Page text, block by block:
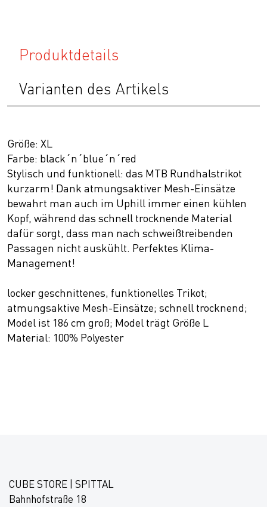
Produktdetails
Varianten des Artikels
Größe: XL
Farbe: black´n´blue´n´red
Stylisch und funktionell: das MTB Rundhalstrikot
kurzarm! Dank atmungsaktiver Mesh-Einsätze
bewahrt man auch im Uphill immer einen kühlen
Kopf, während das schnell trocknende Material
dafür sorgt, dass man nach schweißtreibenden
Passagen nicht auskühlt. Perfektes Klima-
Management!
locker geschnittenes, funktionelles Trikot;
atmungsaktive Mesh-Einsätze; schnell trocknend;
Model ist 186 cm groß; Model trägt Größe L
Material: 100% Polyester
CUBE STORE | SPITTAL
Bahnhofstraße 18